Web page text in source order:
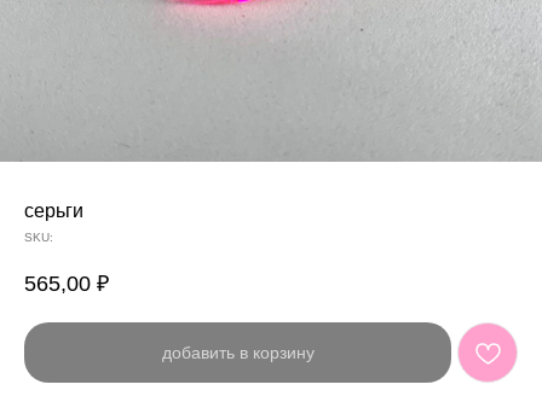
серьги
SKU:
565,00 ₽
добавить в корзину